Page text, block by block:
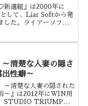
新選組』は2000年に
して、Liar Softから発
した。ライアーソフトの
清楚な人妻の隠さ
出性癖～
～清楚な人妻の隠された
～』は2012年にWIN用
STUDIO TRIUMPHか